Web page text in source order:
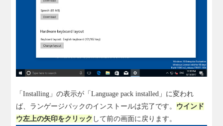
「Installing」の表示が「Language pack installed」に変われ
ば、ランゲージパックのインストールは完了です。 ウインド
ウ左上の矢印をクリック して前の画面に戻ります。